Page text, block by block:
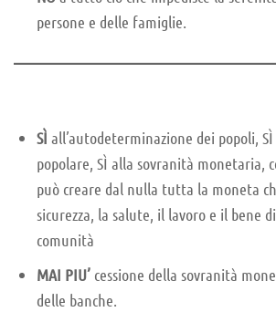
persone e delle famiglie.
SÌ all’autodeterminazione dei popoli,
popolare, SÌ alla sovranità monetaria,
può creare dal nulla tutta la moneta
sicurezza, la salute, il lavoro e il bene
comunità
MAI PIU’ cessione della sovranità
delle banche.